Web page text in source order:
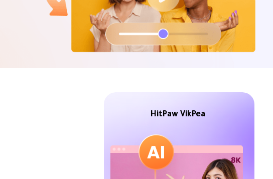
HitPaw VikPea